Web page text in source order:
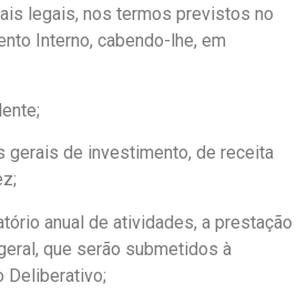
legais, nos termos previstos no
Interno, cabendo-lhe, em
gerais de investimento, de receita
anual de atividades, a prestação
que serão submetidos à
Deliberativo;